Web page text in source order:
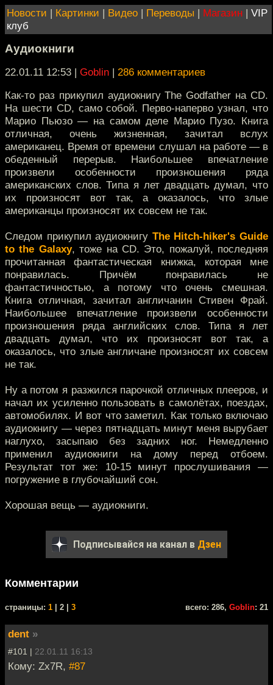
Новости | Картинки | Видео | Переводы | Магазин | VIP
клуб
Аудиокниги
22.01.11 12:53 | Goblin | 286 комментариев
Как-то раз прикупил аудиокнигу The Godfather на CD.
На шести CD, само собой. Перво-наперво узнал, что
Марио Пьюзо — на самом деле Марио Пузо. Книга
отличная, очень жизненная, зачитал вслух
американец. Время от времени слушал на работе — в
обеденный перерыв. Наибольшее впечатление
произвели особенности произношения ряда
американских слов. Типа я лет двадцать думал, что
их произносят вот так, а оказалось, что злые
американцы произносят их совсем не так.
Следом прикупил аудиокнигу The Hitch-hiker's Guide
to the Galaxy, тоже на CD. Это, пожалуй, последняя
прочитанная фантастическая книжка, которая мне
понравилась. Причём понравилась не
фантастичностью, а потому что очень смешная.
Книга отличная, зачитал англичанин Стивен Фрай.
Наибольшее впечатление произвели особенности
произношения ряда английских слов. Типа я лет
двадцать думал, что их произносят вот так, а
оказалось, что злые англичане произносят их совсем
не так.
Ну а потом я разжился парочкой отличных плееров, и
начал их усиленно пользовать в самолётах, поездах,
автомобилях. И вот что заметил. Как только включаю
аудиокнигу — через пятнадцать минут меня вырубает
наглухо, засыпаю без задних ног. Немедленно
применил аудиокниги на дому перед отбоем.
Результат тот же: 10-15 минут прослушивания —
погружение в глубочайший сон.
Хорошая вещь — аудиокниги.
Подписывайся на канал в Дзен
Комментарии
cтраницы: 1 | 2 | 3 всего: 286, Goblin: 21
dent »
#101 | 22.01.11 16:13
Кому: Zx7R, #87